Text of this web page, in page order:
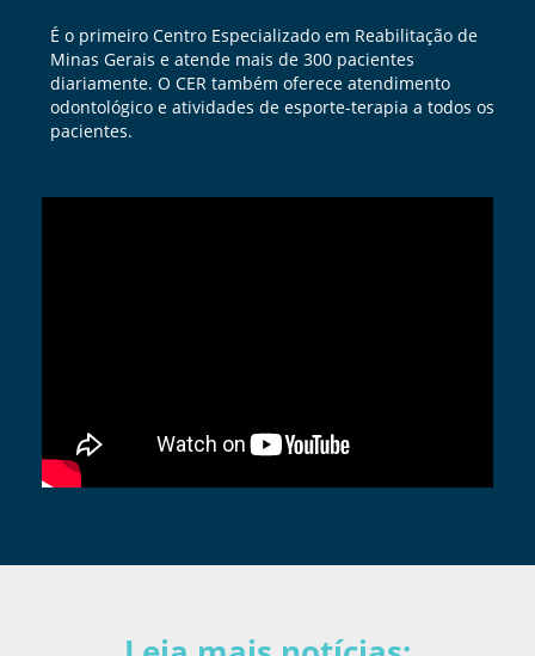
É o primeiro Centro Especializado em Reabilitação de
Minas Gerais e atende mais de 300 pacientes
diariamente. O CER também oferece atendimento
odontológico e atividades de esporte-terapia a todos os
pacientes.